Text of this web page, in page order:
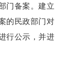
门备案。建立
的民政部门对
行公示，并进